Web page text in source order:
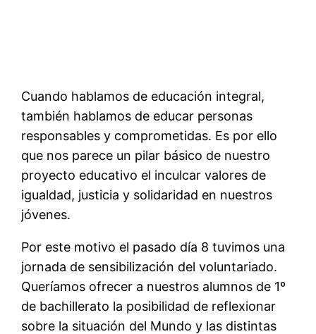
Cuando hablamos de educación integral,
también hablamos de educar personas
responsables y comprometidas. Es por ello
que nos parece un pilar básico de nuestro
proyecto educativo el inculcar valores de
igualdad, justicia y solidaridad en nuestros
jóvenes.
Por este motivo el pasado día 8 tuvimos una
jornada de sensibilización del voluntariado.
Queríamos ofrecer a nuestros alumnos de 1º
de bachillerato la posibilidad de reflexionar
sobre la situación del Mundo y las distintas